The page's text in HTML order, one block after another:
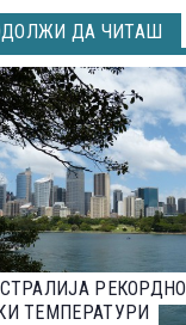
ДА ЧИТАШ
РЕКОРДНО
ТЕМПЕРАТУРИ